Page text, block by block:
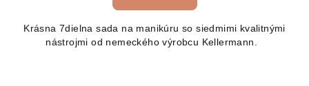
Krásna 7dielna sada na manikúru so siedmimi kvalitnými
nástrojmi od nemeckého výrobcu Kellermann.